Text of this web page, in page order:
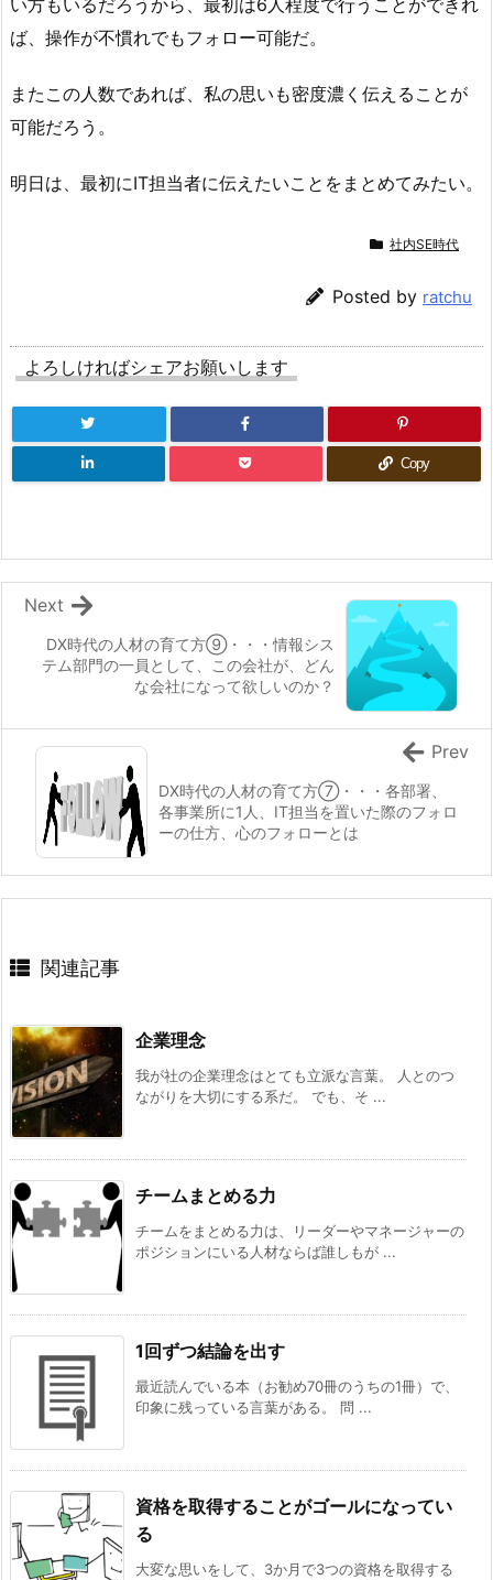
い方もいるだろうから、最初は6人程度で行うことができれ
ば、操作が不慣れでもフォロー可能だ。
またこの人数であれば、私の思いも密度濃く伝えることが
可能だろう。
明日は、最初にIT担当者に伝えたいことをまとめてみたい。
社内SE時代
Posted by ratchu
よろしければシェアお願いします
Copy
DX時代の人材の育て方⑨・・・情報シス
テム部門の一員として、この会社が、どん
な会社になって欲しいのか？
Next
DX時代の人材の育て方⑦・・・各部署、
各事業所に1人、IT担当を置いた際のフォロ
ーの仕方、心のフォローとは
Prev
関連記事
企業理念
我が社の企業理念はとても立派な言葉。 人とのつ
ながりを大切にする系だ。 でも、そ ...
チームまとめる力
チームをまとめる力は、リーダーやマネージャーの
ポジションにいる人材ならば誰しもが ...
1回ずつ結論を出す
最近読んでいる本（お勧め70冊のうちの1冊）で、
印象に残っている言葉がある。 問 ...
資格を取得することがゴールになってい
る
大変な思いをして、3か月で3つの資格を取得する